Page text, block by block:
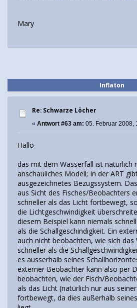
Mary
Inflaton
Re: Schwarze Löcher
« Antwort #63 am: 05. Februar 2008,
Hallo-
das mit dem Wasserfall ist natürlich
anschauliches Modell; In der ART
ausgezeichnetes Bezugssystem.
aus Sicht des Fisches/Beobachters
schneller als das Licht fortbewegt,
die Lichtgeschwindigkeit
diesem Beispiel kann niemals
als die Schallgeschindigkeit. Ein
auch nicht beobachten, wie sich das
schneller als die
es ausserhalb seines
externer Beobachter kann also per
beobachten, wie der Fisch/
als das Licht (natürlich nur aus
fortbewegt, da dies außerhalb